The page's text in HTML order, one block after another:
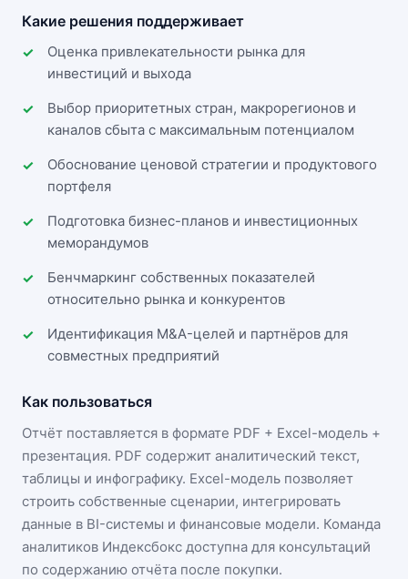
Какие решения поддерживает
Оценка привлекательности рынка для
инвестиций и выхода
Выбор приоритетных стран, макрорегионов и
каналов сбыта с максимальным потенциалом
Обоснование ценовой стратегии и продуктового
портфеля
Подготовка бизнес-планов и инвестиционных
меморандумов
Бенчмаркинг собственных показателей
относительно рынка и конкурентов
Идентификация M&A-целей и партнёров для
совместных предприятий
Как пользоваться
Отчёт поставляется в формате PDF + Excel-модель +
презентация. PDF содержит аналитический текст,
таблицы и инфографику. Excel-модель позволяет
строить собственные сценарии, интегрировать
данные в BI-системы и финансовые модели. Команда
аналитиков Индексбокс доступна для консультаций
по содержанию отчёта после покупки.